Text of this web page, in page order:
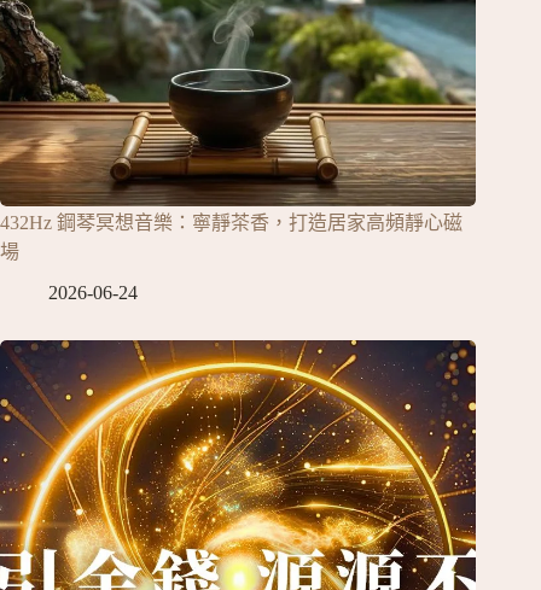
432Hz 鋼琴冥想音樂：寧靜茶香，打造居家高頻靜心磁
場
2026-06-24